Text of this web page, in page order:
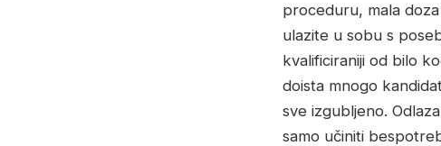
proceduru, mala
ulazite u sobu s
kvalificiraniji od bilo
doista mnogo
sve izgubljeno.
samo učiniti